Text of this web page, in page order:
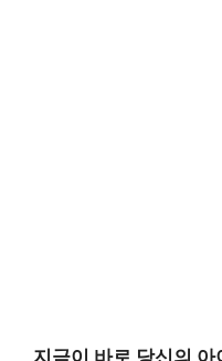
지금이 바로 당신의 아